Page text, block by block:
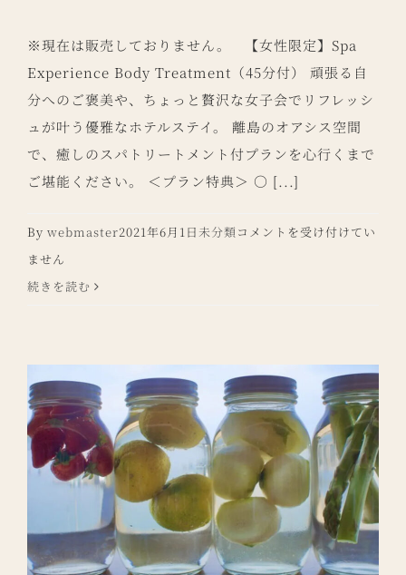
※現在は販売しておりません。 【女性限定】Spa
Experience Body Treatment（45分付） 頑張る自
分へのご褒美や、ちょっと贅沢な女子会でリフレッシ
ュが叶う優雅なホテルステイ。 離島のオアシス空間
で、癒しのスパトリートメント付プランを心行くまで
ご堪能ください。 ＜プラン特典＞ ○ [...]
By webmaster2021年6月1日未分類 【女
Experience
Body
Treatment（45
分
付）
プ
ラ
ン
コメントを受け付けてい
ません
続きを読む